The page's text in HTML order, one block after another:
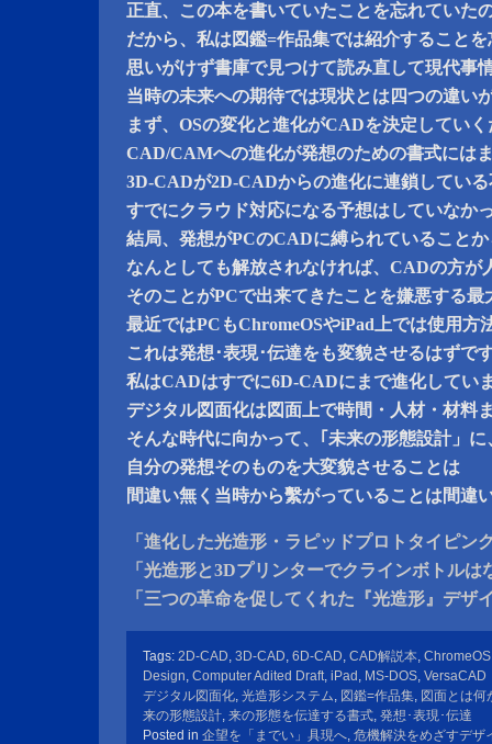
正直、この本を書いていたことを忘れていた
だから、私は図鑑=作品集では紹介すること
思いがけず書庫で見つけて読み直して現代事
当時の未来への期待では現状とは四つの違い
まず、OSの変化と進化がCADを決定してい
CAD/CAMへの進化が発想のための書式には
3D-CADが2D-CADからの進化に連鎖してい
すでにクラウド対応になる予想はしていなか
結局、発想がPCのCADに縛られていること
なんとしても解放されなければ、CADの方が
そのことがPCで出来てきたことを嫌悪する
最近ではPCもChromeOSやiPad上では使用方
これは発想･表現･伝達をも変貌させるはずで
私はCADはすでに6D-CADにまで進化してい
デジタル図面化は図面上で時間・人材・材料
そんな時代に向かって、｢未来の形態設計」に
自分の発想そのものを大変貌させることは
間違い無く当時から繫がっていることは間違
「進化した光造形・ラピッドプロトタイピン
「光造形と3Dプリンターでクラインボトルは
「三つの革命を促してくれた『光造形』デザ
Tags: 2D-CAD, 3D-CAD, 6D-CAD, CAD解説本, ChromeOS
Design, Computer Adited Draft, iPad , MS-DOS, VersaCAD
デジタル図面化, 光造形システム, 図鑑=作品集, 図面とは何
来の形態設計, 来の形態を伝達する書式, 発想･表現･伝達
Posted in 企望を「までい」具現へ, 危機解決をめざすデザ